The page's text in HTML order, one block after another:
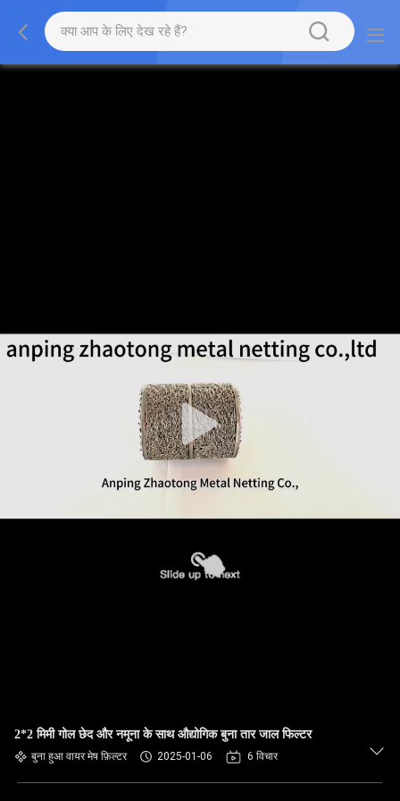
2*2 मिमी गोल छेद और नमूना के साथ औद्योगिक बुना तार जाल फिल्टर
बुना हुआ वायर मेष फ़िल्टर 2025-01-06 6 विचार